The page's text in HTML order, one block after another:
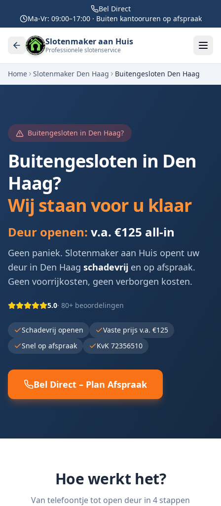
Bel Direct
Ma-Vr: 09:00–17:00 · Buiten kantooruren op afspraak
Slotenmaker aan Huis
Professionele slotenservice
Home Slotenmaker Den Haag Buitengesloten Den Haag
Buitengesloten in Den Haag?
Buitengesloten in Den
Haag?
Wij staan voor u klaar
Deur openen: v.a. €125 all-in
Geen paniek. Slotenmaker aan Huis opent uw
deur in Den Haag schadevrij en op afspraak.
Geen voorrijkosten, geen verborgen kosten.
5.0· 80+ beoordelingen
Schadevrij openen
Vaste prijs v.a. €125
Snel op afspraak
KvK 72356510
Bel Direct – Plan Afspraak
Hoe werkt het?
Van telefoontje tot open deur in 4 stappen